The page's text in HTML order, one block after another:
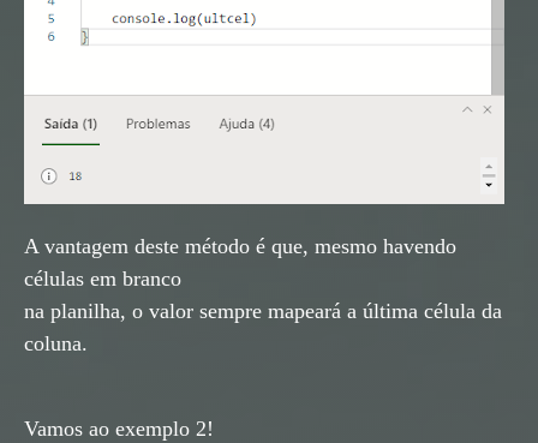
A vantagem deste método é que, mesmo havendo
células em branco
na planilha, o valor sempre mapeará a última célula da
coluna.
Vamos ao exemplo 2!